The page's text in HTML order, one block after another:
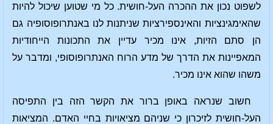
לשפוט נכון את ההכרה העל-חושית. כל מי שטוען שיכול להיות
שהאימגינציות והאינספירציות שניתנות לנו באנתרופוסופיה גם
הן סתם הזיות, אינו מכיר עדיין את התכונות הייחודיות
המאפיינות את הדרך של מדע הרוח האנתרופוסופי, ומדבר על
משהו שהוא אינו מכיר.
חשוב שנראה באופן ברור את הקשר הזה בין התפיסה
העל-חושית לזיכרון כי שניהם מציאויות בחיי האדם. המציאות